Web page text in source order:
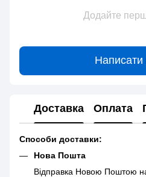
Додайте
Написати
Доставка Оплата
Способи доставки:
Нова Пошта
Відправка Новою Поштою